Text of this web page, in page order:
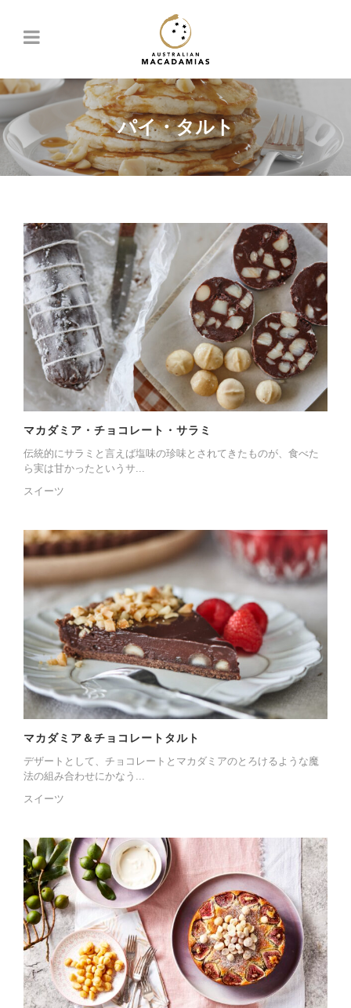
パイ・タルト
マカダミア・チョコレート・サラミ
伝統的にサラミと言えば塩味の珍味とされてきたものが、食べた
ら実は甘かったというサ...
スイーツ
マカダミア＆チョコレートタルト
デザートとして、チョコレートとマカダミアのとろけるような魔
法の組み合わせにかなう...
スイーツ